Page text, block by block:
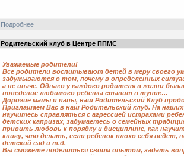
Подробнее
Родительский клуб в Центре ППМС
Уважаемые родители!
Все родители воспитывают детей в меру своего
задумываются о том, почему в определенных
а не иначе. Однако у каждого родителя в жизни
поведение любимого ребенка ставит в тупик…
Дорогие мамы и папы, наш Родительский Клуб
Приглашаем Вас в наш Родительский клуб. На
научитесь справляться с агрессией истрахами
детских капризах, задумаетесь о семейных
привить любовь к порядку и дисциплине, как
книгу, что делать, если ребенок плохо себя ведет,
детский сад и т.д.
Вы сможете поделиться своим опытом, задать